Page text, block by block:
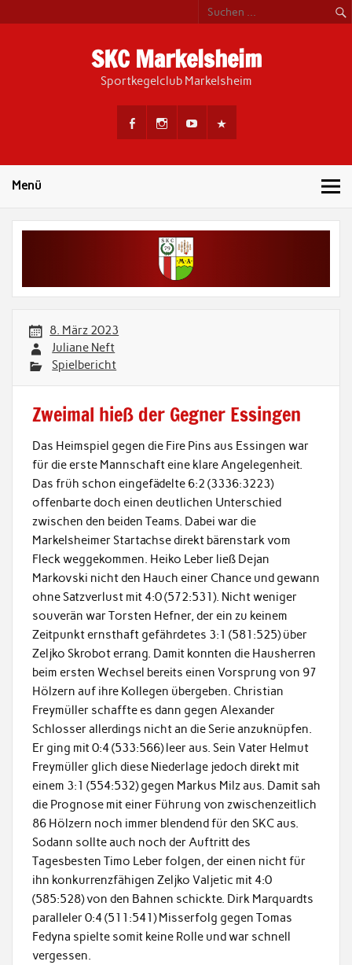
content
SKC Markelsheim
Sportkegelclub Markelsheim
Menü
8. März 2023
Juliane Neft
Spielbericht
Zweimal hieß der Gegner Essingen
Das Heimspiel gegen die Fire Pins aus Essingen war
für die erste Mannschaft eine klare Angelegenheit.
Das früh schon eingefädelte 6:2 (3336:3223)
offenbarte doch einen deutlichen Unterschied
zwischen den beiden Teams. Dabei war die
Markelsheimer Startachse direkt bärenstark vom
Fleck weggekommen. Heiko Leber ließ Dejan
Markovski nicht den Hauch einer Chance und gewann
ohne Satzverlust mit 4:0 (572:531). Nicht weniger
souverän war Torsten Hefner, der ein zu keinem
Zeitpunkt ernsthaft gefährdetes 3:1 (581:525) über
Zeljko Skrobot errang. Damit konnten die Hausherren
beim ersten Wechsel bereits einen Vorsprung von 97
Hölzern auf ihre Kollegen übergeben. Christian
Freymüller schaffte es dann gegen Alexander
Schlosser allerdings nicht an die Serie anzuknüpfen.
Er ging mit 0:4 (533:566) leer aus. Sein Vater Helmut
Freymüller glich diese Niederlage jedoch direkt mit
einem 3:1 (554:532) gegen Markus Milz aus. Damit sah
die Prognose mit einer Führung von zwischenzeitlich
86 Hölzern noch immer blendend für den SKC aus.
Sodann sollte auch noch der Auftritt des
Tagesbesten Timo Leber folgen, der einen nicht für
ihn konkurrenzfähigen Zeljko Valjetic mit 4:0
(585:528) von den Bahnen schickte. Dirk Marquardts
paralleler 0:4 (511:541) Misserfolg gegen Tomas
Fedyna spielte somit keine Rolle und war schnell
vergessen.